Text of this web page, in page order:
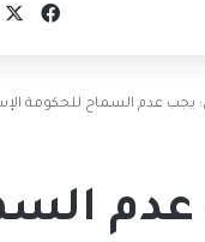
يجب عدم السماح للحكومة
عدم